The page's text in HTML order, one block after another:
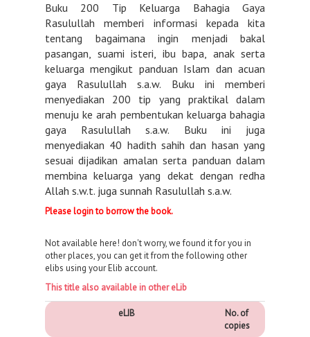
Buku 200 Tip Keluarga Bahagia Gaya
Rasulullah memberi informasi kepada kita
tentang bagaimana ingin menjadi bakal
pasangan, suami isteri, ibu bapa, anak serta
keluarga mengikut panduan Islam dan acuan
gaya Rasulullah s.a.w. Buku ini memberi
menyediakan 200 tip yang praktikal dalam
menuju ke arah pembentukan keluarga bahagia
gaya Rasulullah s.a.w. Buku ini juga
menyediakan 40 hadith sahih dan hasan yang
sesuai dijadikan amalan serta panduan dalam
membina keluarga yang dekat dengan redha
Allah s.w.t. juga sunnah Rasulullah s.a.w.
Please login to borrow the book.
Not available here! don't worry, we found it for you in
other places, you can get it from the following other
elibs using your Elib account.
This title also available in other eLib
eLIB
No. of
copies